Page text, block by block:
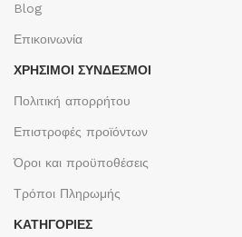
Blog
Επικοινωνία
ΧΡΉΣΙΜΟΙ ΣΎΝΔΕΣΜΟΙ
Πολιτική απορρήτου
Επιστροφές προϊόντων
Όροι και προϋποθέσεις
Τρόποι Πληρωμής
ΚΑΤΗΓΟΡΙΕΣ